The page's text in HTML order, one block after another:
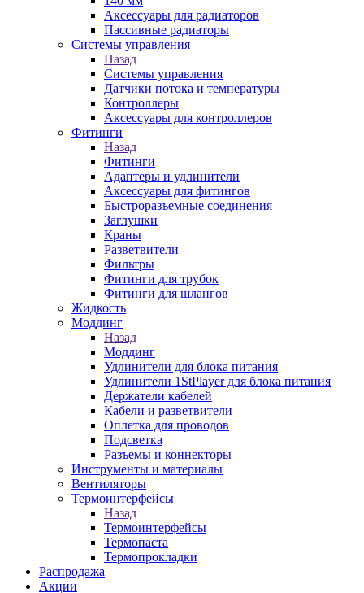
Аксессуары для радиаторов
Пассивные радиаторы
Системы управления
Назад
Системы управления
Датчики потока и температуры
Контроллеры
Аксессуары для контроллеров
Фитинги
Назад
Фитинги
Адаптеры и удлинители
Аксессуары для фитингов
Быстроразъемные соединения
Заглушки
Краны
Разветвители
Фильтры
Фитинги для трубок
Фитинги для шлангов
Жидкость
Моддинг
Назад
Моддинг
Удлинители для блока питания
Удлинители 1StPlayer для блока питания
Держатели кабелей
Кабели и разветвители
Оплетка для проводов
Подсветка
Разъемы и коннекторы
Инструменты и материалы
Вентиляторы
Термоинтерфейсы
Назад
Термоинтерфейсы
Термопаста
Термопрокладки
Распродажа
Акции